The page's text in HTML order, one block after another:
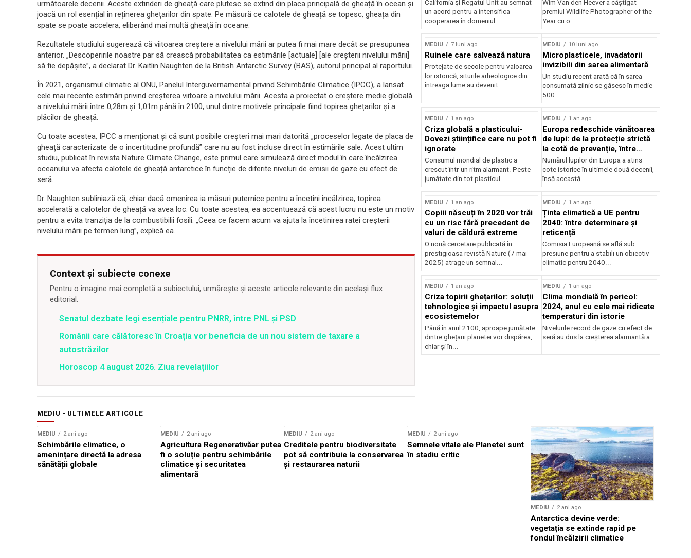
următoarele decenii. Aceste extinderi de gheață care plutesc se extind din placa principală de gheață în ocean și
joacă un rol esențial în reținerea ghețarilor din spate. Pe măsură ce calotele de gheață se topesc, gheața din
spate se poate accelera, eliberând mai multă gheață în oceane.
Rezultatele studiului sugerează că viitoarea creștere a nivelului mării ar putea fi mai mare decât se presupunea
anterior. „Descoperirile noastre par să crească probabilitatea ca estimările [actuale] [ale creșterii nivelului mării]
să fie depășite”, a declarat Dr. Kaitlin Naughten de la British Antarctic Survey (BAS), autorul principal al raportului.
În 2021, organismul climatic al ONU, Panelul Interguvernamental privind Schimbările Climatice (IPCC), a lansat
cele mai recente estimări privind creșterea viitoare a nivelului mării. Acesta a proiectat o creștere medie globală
a nivelului mării între 0,28m și 1,01m până în 2100, unul dintre motivele principale fiind topirea ghețarilor și a
plăcilor de gheață.
Cu toate acestea, IPCC a menționat și că sunt posibile creșteri mai mari datorită „proceselor legate de placa de
gheață caracterizate de o incertitudine profundă” care nu au fost incluse direct în estimările sale. Acest ultim
studiu, publicat în revista Nature Climate Change, este primul care simulează direct modul în care încălzirea
oceanului va afecta calotele de gheață antarctice în funcție de diferite niveluri de emisii de gaze cu efect de
seră.
Dr. Naughten subliniază că, chiar dacă omenirea ia măsuri puternice pentru a încetini încălzirea, topirea
accelerată a calotelor de gheață va avea loc. Cu toate acestea, ea accentuează că acest lucru nu este un motiv
pentru a evita tranziția de la combustibilii fosili. „Ceea ce facem acum va ajuta la încetinirea ratei creșterii
nivelului mării pe termen lung”, explică ea.
Context și subiecte conexe
Pentru o imagine mai completă a subiectului, urmărește și aceste articole relevante din același flux
editorial.
Senatul dezbate legi esențiale pentru PNRR, între PNL și PSD
Românii care călătoresc în Croația vor beneficia de un nou sistem de taxare a
autostrăzilor
Horoscop 4 august 2026. Ziua revelațiilor
California și Regatul Unit au semnat
un acord pentru a intensifica
cooperarea în domeniul...
Wim Van den Heever a câștigat
premiul Wildlife Photographer of the
Year cu o...
MEDIU 7 luni ago
Ruinele care salvează natura
Protejate de secole pentru valoarea
lor istorică, siturile arheologice din
întreaga lume au devenit...
MEDIU 10 luni ago
Microplasticele, invadatorii
invizibili din sarea alimentară
Un studiu recent arată că în sarea
consumată zilnic se găsesc în medie
500...
MEDIU 1 an ago
Criza globală a plasticului-
Dovezi științifice care nu pot fi
ignorate
Consumul mondial de plastic a
crescut într-un ritm alarmant. Peste
jumătate din tot plasticul...
MEDIU 1 an ago
Europa redeschide vânătoarea
de lupi: de la protecție strictă
la cotă de prevenție, între
conservare și conflict
Numărul lupilor din Europa a atins
cote istorice în ultimele două decenii,
însă această...
MEDIU 1 an ago
Copiii născuți în 2020 vor trăi
cu un risc fără precedent de
valuri de căldură extreme
O nouă cercetare publicată în
prestigioasa revistă Nature (7 mai
2025) atrage un semnal...
MEDIU 1 an ago
Ținta climatică a UE pentru
2040: între determinare și
reticență
Comisia Europeană se află sub
presiune pentru a stabili un obiectiv
climatic pentru 2040...
MEDIU 1 an ago
Criza topirii ghețarilor: soluții
tehnologice și impactul asupra
ecosistemelor
Până în anul 2100, aproape jumătate
dintre ghețarii planetei vor dispărea,
chiar și în...
MEDIU 1 an ago
Clima mondială în pericol:
2024, anul cu cele mai ridicate
temperaturi din istorie
Nivelurile record de gaze cu efect de
seră au dus la creșterea alarmantă a...
MEDIU - ULTIMELE ARTICOLE
MEDIU 2 ani ago
Schimbările climatice, o
amenințare directă la adresa
sănătății globale
MEDIU 2 ani ago
Agricultura Regenerativăar putea
fi o soluție pentru schimbările
climatice și securitatea
alimentară
MEDIU 2 ani ago
Creditele pentru biodiversitate
pot să contribuie la conservarea
și restaurarea naturii
MEDIU 2 ani ago
Semnele vitale ale Planetei sunt
în stadiu critic
MEDIU 2 ani ago
Antarctica devine verde:
vegetația se extinde rapid pe
fondul încălzirii climatice